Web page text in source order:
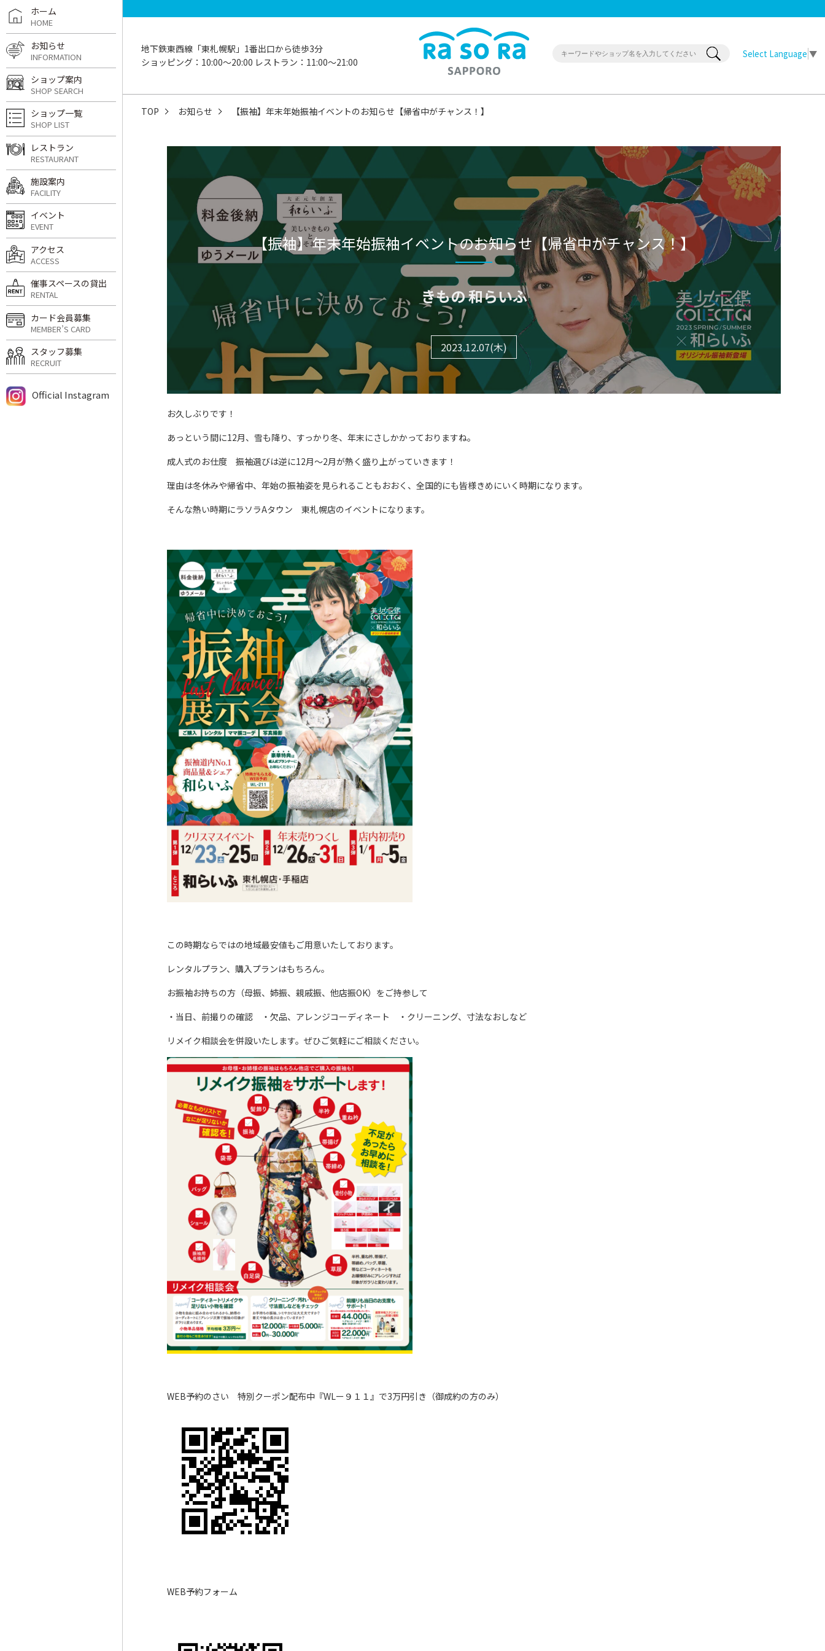
地下鉄東西線「東札幌駅」1番出口から徒歩3分
ショッピング：10:00〜20:00 レストラン：11:00〜21:00
Select Language ▼
TOP お知らせ 【振袖】年末年始振袖イベントのお知らせ【帰省中がチャンス！】
【振袖】年末年始振袖イベントのお知らせ【帰省中がチャンス！】
きもの 和らいふ
2023.12.07(木)
お久しぶりです！
あっという間に12月、雪も降り、すっかり冬、年末にさしかかっておりますね。
成人式のお仕度 振袖選びは逆に12月～2月が熱く盛り上がっていきます！
理由は冬休みや帰省中、年始の振袖姿を見られることもおおく、全国的にも皆様きめにいく時期になります。
そんな熱い時期にラソラAタウン 東札幌店のイベントになります。
この時期ならではの地域最安値もご用意いたしております。
レンタルプラン、購入プランはもちろん。
お振袖お持ちの方（母振、姉振、親戚振、他店振OK）をご持参して
・当日、前撮りの確認 ・欠品、アレンジコーディネート ・クリーニング、寸法なおしなど
リメイク相談会を併設いたします。ぜひご気軽にご相談ください。
WEB予約のさい 特別クーポン配布中『WLー９１１』で3万円引き（御成約の方のみ）
WEB予約フォーム
ホーム
HOME
お知らせ
INFORMATION
ショップ案内
SHOP SEARCH
ショップ一覧
SHOP LIST
レストラン
RESTAURANT
施設案内
FACILITY
イベント
EVENT
アクセス
ACCESS
催事スペースの貸出
RENTAL
カード会員募集
MEMBER’S CARD
スタッフ募集
RECRUIT
Official Instagram